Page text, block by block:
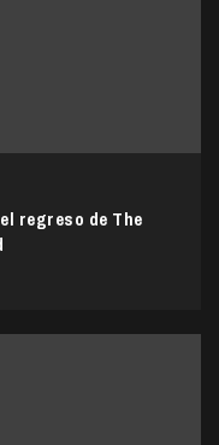
regreso de The